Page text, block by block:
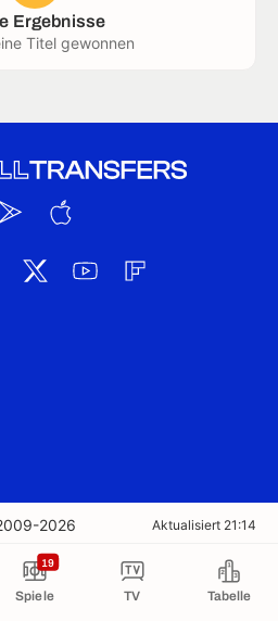
Spiele
19
TV Tabelle
Ergebnisse
Titel gewonnen
2026 Aktualisiert 21:14